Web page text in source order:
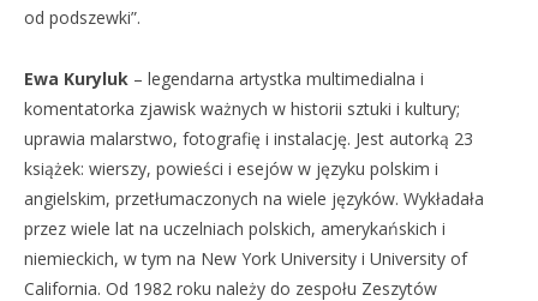
od podszewki”.
Ewa Kuryluk – legendarna artystka multimedialna i
komentatorka zjawisk ważnych w historii sztuki i kultury;
uprawia malarstwo, fotografię i instalację. Jest autorką 23
książek: wierszy, powieści i esejów w języku polskim i
angielskim, przetłumaczonych na wiele języków. Wykładała
przez wiele lat na uczelniach polskich, amerykańskich i
niemieckich, w tym na New York University i University of
California. Od 1982 roku należy do zespołu Zeszytów